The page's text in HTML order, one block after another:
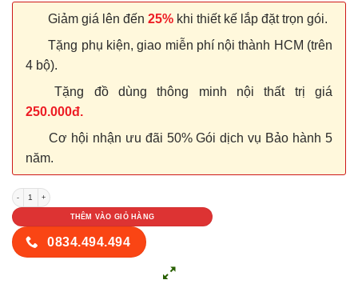
Giảm giá lên đến 25% khi thiết kế lắp đặt trọn gói.
Tặng phụ kiện, giao miễn phí nội thành HCM (trên
4 bộ).
Tặng đồ dùng thông minh nội thất trị giá
250.000đ.
Cơ hội nhận ưu đãi 50% Gói dịch vụ Bảo hành 5
năm.
Cửa nhựa Composite LX01-99 số lượng
THÊM VÀO GIỎ HÀNG
0834.494.494